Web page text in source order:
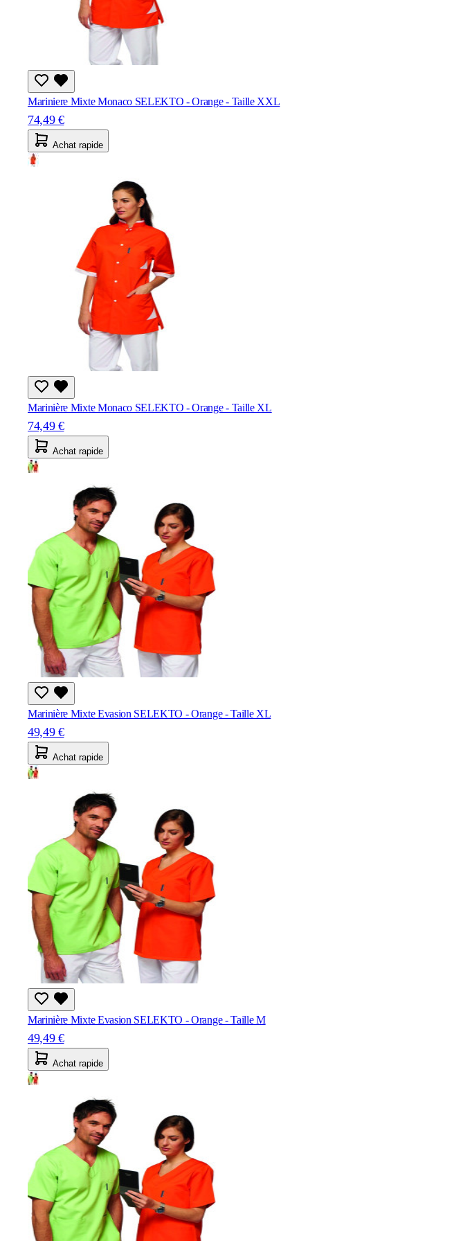
Mariniere Mixte Monaco SELEKTO - Orange - Taille XXL
74,49 €
Achat rapide
Marinière Mixte Monaco SELEKTO - Orange - Taille XL
74,49 €
Achat rapide
Marinière Mixte Evasion SELEKTO - Orange - Taille XL
49,49 €
Achat rapide
Marinière Mixte Evasion SELEKTO - Orange - Taille M
49,49 €
Achat rapide